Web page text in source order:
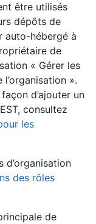
être utilisés
dépôts de
auto-hébergé à
de
« Gérer les
».
d’ajouter un
consultez
les
d’organisation
des rôles
de